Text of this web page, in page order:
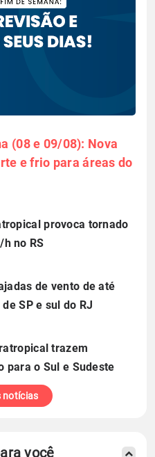
(08 e 09/08): Nova
e frio para áreas do
provoca tornado
no RS
de vento de até
SP e sul do RJ
trazem
para o Sul e Sudeste
notícias
você